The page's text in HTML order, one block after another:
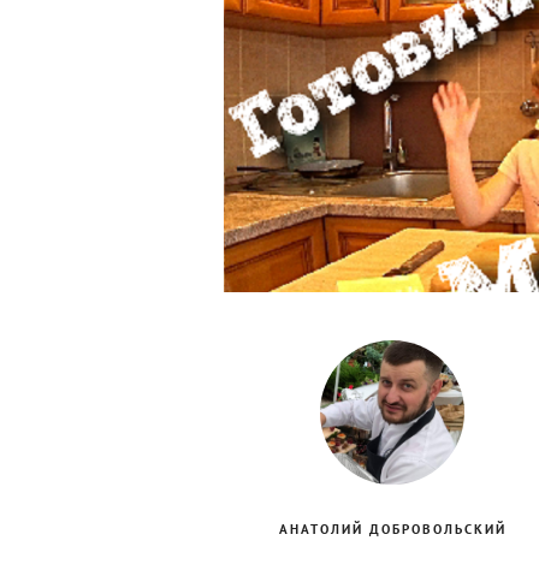
АНАТОЛИЙ ДОБРОВОЛЬСКИЙ